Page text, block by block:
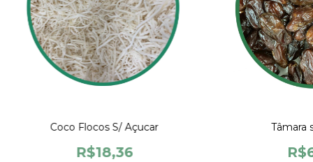
Coco Flocos S/ Açucar
R$18,36
Tâmara